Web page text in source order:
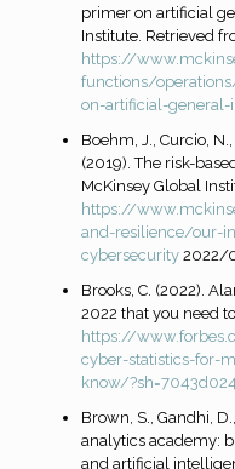
primer on artificial
Institute. Retrieved
https://
functions/
on-artificial-
Boehm, J., Curcio,
(2019). The risk-
McKinsey Global
https://
and-resilience/our-
cybersecurity 2022/
Brooks, C. (2022).
2022 that you need
https://
cyber-statistics-for-
know/
Brown, S., Gandhi,
analytics academy:
and artificial